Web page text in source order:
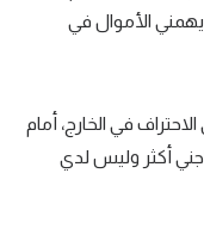
يهمني الأموال في
في الخارج، أمام
أكثر وليس لدي